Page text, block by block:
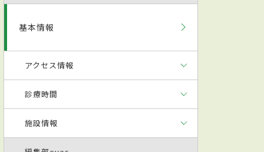
基本情報
アクセス情報
診療時間
施設情報